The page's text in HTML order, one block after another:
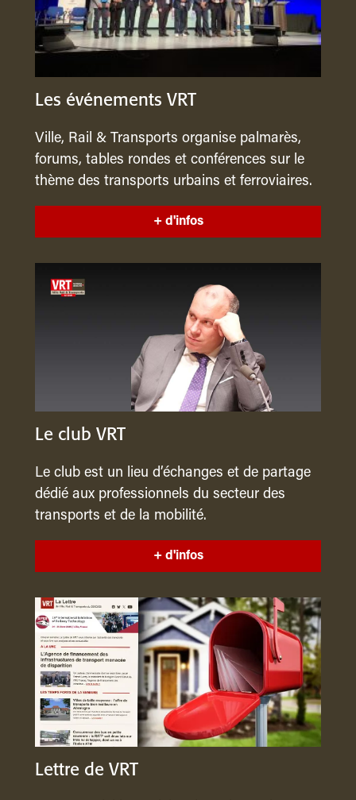
Les événements VRT
Ville, Rail & Transports organise palmarès,
forums, tables rondes et conférences sur le
thème des transports urbains et ferroviaires.
+ d'infos
Le club VRT
Le club est un lieu d’échanges et de partage
dédié aux professionnels du secteur des
transports et de la mobilité.
+ d'infos
Lettre de VRT